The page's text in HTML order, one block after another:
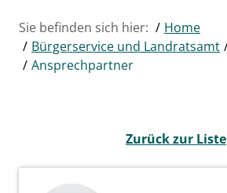
Sie befinden sich hier:
Home
Bürgerservice und Landratsamt
Ansprechpartner
Zurück zur Liste